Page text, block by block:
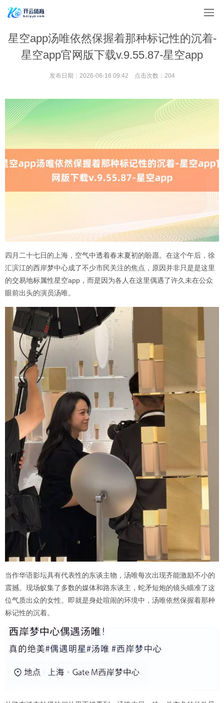
星空app汤唯依然保握着那种标记性的沉着-
星空app官网版下载v.9.55.87-星空app
发布日期：2026-06-16 09:42 点击次数：204
四月二十七日的上海，空气中透着春末夏初的盼愿。在这个午后，徐
汇滨江的西岸梦中心成了不少市民关注的焦点，原因并非只是是这里
的交易地标属性星空app，而是因为各人在这里偶遇了许久未在公众
眼前出头的演员汤唯。
当作华语影坛具有代表性的东谈主物，汤唯每次出现齐能激励不小的
震撼。现场蚁集了多数的媒体和路东谈主，蛇矛短炮的镜头瞄准了这
位气质出众的女性。即就是身处喧闹的环境中，汤唯依然保握着那种
标记性的沉着。